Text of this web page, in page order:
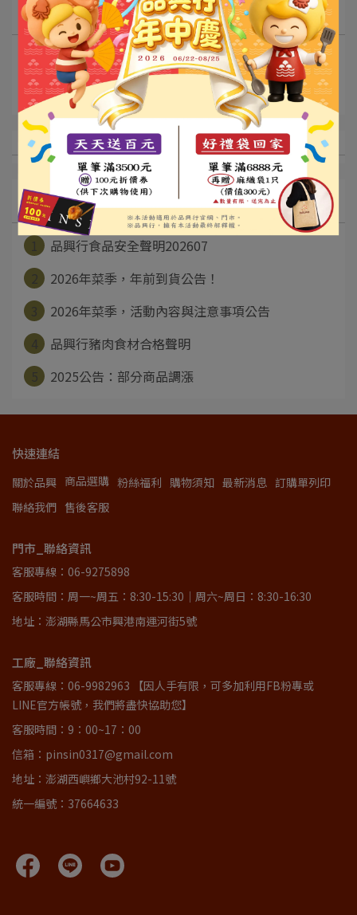
文章分類
優惠廣告 品興公告 美味佳餚
颱風影響出貨公告
品興行調漲公告
最新文章
品興行食品安全聲明202607
2026年菜季，年前到貨公告！
2026年菜季，活動內容與注意事項公告
品興行豬肉食材合格聲明
2025公告：部分商品調漲
快速連結
關於品興 商品選購 粉絲福利 購物須知 最新消息 訂購單列印
聯絡我們 售後客服
門市_聯絡資訊
客服專線：06-9275898
客服時間：周一~周五：8:30-15:30｜周六~周日：8:30-16:30
地址：澎湖縣馬公市興港南運河街5號
工廠_聯絡資訊
客服專線：06-9982963 【因人手有限，可多加利用FB粉專或
LINE官方帳號，我們將盡快協助您】
客服時間：9：00~17：00
信箱：pinsin0317@gmail.com
地址：澎湖西嶼鄉大池村92-11號
統一編號：37664633